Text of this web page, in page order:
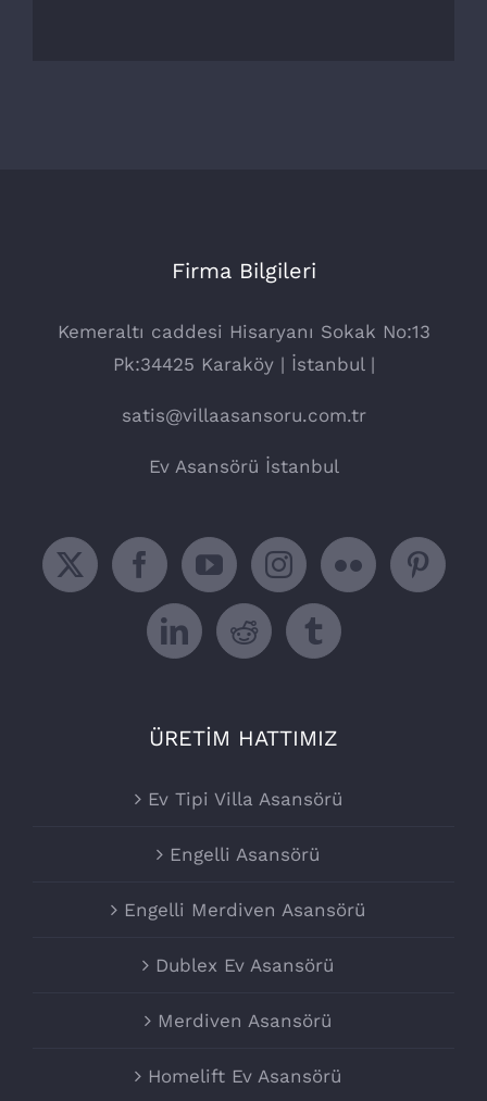
Firma Bilgileri
Kemeraltı caddesi Hisaryanı Sokak No:13
Pk:34425 Karaköy | İstanbul |
satis@villaasansoru.com.tr
Ev Asansörü İstanbul
ÜRETİM HATTIMIZ
Ev Tipi Villa Asansörü
Engelli Asansörü
Engelli Merdiven Asansörü
Dublex Ev Asansörü
Merdiven Asansörü
Homelift Ev Asansörü